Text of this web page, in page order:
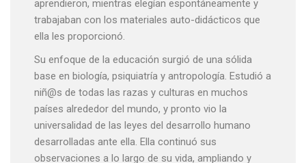
aprendieron, mientras elegían espontáneamente y
trabajaban con los materiales auto-didácticos que
ella les proporcionó.
Su enfoque de la educación surgió de una sólida
base en biología, psiquiatría y antropología. Estudió a
niñ@s de todas las razas y culturas en muchos
países alrededor del mundo, y pronto vio la
universalidad de las leyes del desarrollo humano
desarrolladas ante ella. Ella continuó sus
observaciones a lo largo de su vida, ampliando y